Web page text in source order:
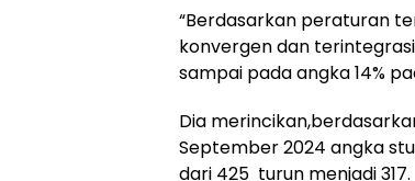
“Berdasarkan peraturan
konvergen dan
sampai pada angka 14%
Dia
September 2024 angka
dari 425 turun menjadi 317.